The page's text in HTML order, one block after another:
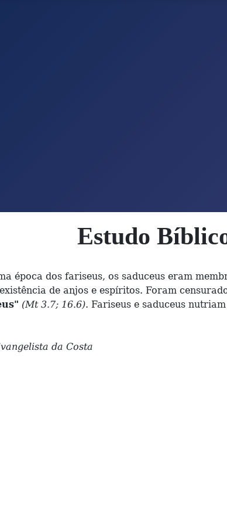
Estudo
época dos fariseus, os saduceus eram
de anjos e espíritos. Foram
(Mt 3.7; 16.6). Fariseus e saduceus
da Costa